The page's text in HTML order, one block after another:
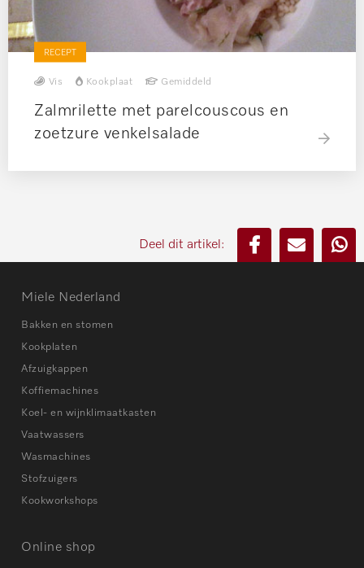
RECEPT
Vis Kookplaat Gemiddeld
Zalmrilette met parelcouscous en
zoetzure venkelsalade
Deel dit artikel:
Miele Nederland
Bakken en stomen
Kookplaten
Afzuigkappen
Koffiemachines
Koel- en wijnklimaatkasten
Vaatwassers
Wasmachines
Stofzuigers
Kookworkshops
Online shop